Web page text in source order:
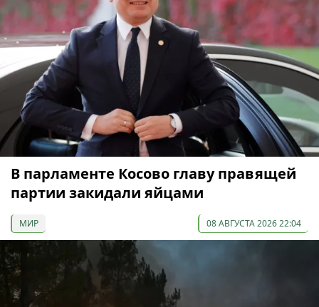
В парламенте Косово главу правящей
партии закидали яйцами
МИР 08 АВГУСТА 2026 22:04